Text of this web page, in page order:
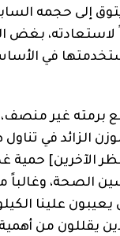
إلى حجمه
بغض
في
برمته غير منصف،
الزائد في
الآخرين] حمية
الصحة، وغالباً
علينا
يقللون من